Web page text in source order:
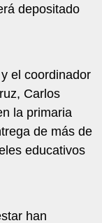
depositado
el coordinador
Carlos
la primaria
de más de
educativos
han